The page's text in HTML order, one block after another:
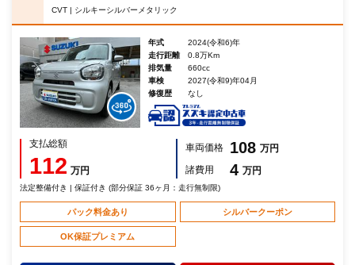
CVT | シルキーシルバーメタリック
年式
2024(令和6)年
走行距離
0.8万Km
排気量
660cc
車検
2027(令和9)年04月
修復歴
なし
支払総額
112 万円
車両価格 108 万円
諸費用
4 万円
法定整備付き | 保証付き (部分保証 36ヶ月：走行無制限)
パック料金あり シルバークーポン
OK保証プレミアム